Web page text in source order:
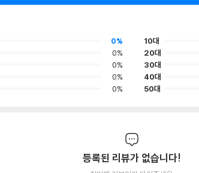
0%
0%
0%
0%
0%
10대
20대
30대
40대
50대
등록된 리뷰가 없습니다!